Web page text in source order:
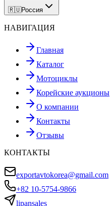
🇷🇺Россия
НАВИГАЦИЯ
Главная
Каталог
Мотоциклы
Корейские аукционы
О компании
Контакты
Отзывы
КОНТАКТЫ
exportavtokorea@gmail.com
+82 10-5754-9866
lipansales